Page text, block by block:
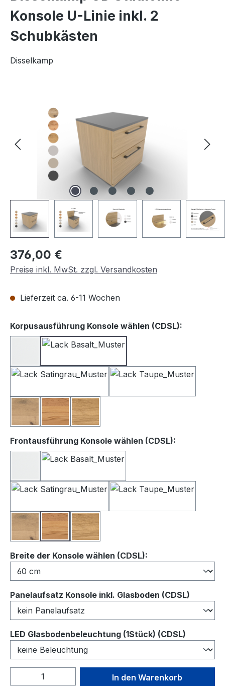
Konsole U-Linie inkl. 2
Schubkästen
Disselkamp
Regulärer Preis:
376,00 €
Preise inkl. MwSt. zzgl. Versandkosten
Lieferzeit ca. 6-11 Wochen
Korpusausführung Konsole wählen (CDSL):
BalkeneicheKernbucheWildeiche
Frontausführung Konsole wählen (CDSL):
BalkeneicheKernbucheWildeiche
Breite der Konsole wählen (CDSL):
Panelaufsatz Konsole inkl. Glasboden (CDSL)
LED Glasbodenbeleuchtung (1Stück) (CDSL)
Produkt Anzahl: Gib denIn den Warenkorb